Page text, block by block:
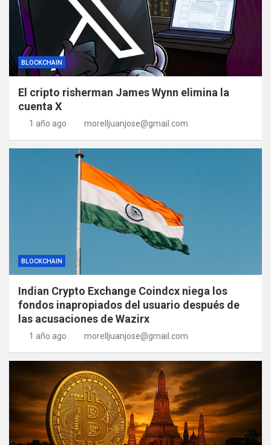
BLOCKCHAIN
El cripto risherman James Wynn elimina la
cuenta X
1 año ago morelljuanjose@gmail.com
BLOCKCHAIN
Indian Crypto Exchange Coindcx niega los
fondos inapropiados del usuario después de
las acusaciones de Wazirx
1 año ago morelljuanjose@gmail.com